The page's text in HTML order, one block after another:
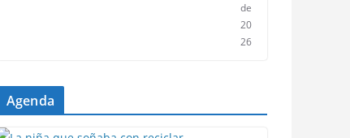
de
20
26
Agenda